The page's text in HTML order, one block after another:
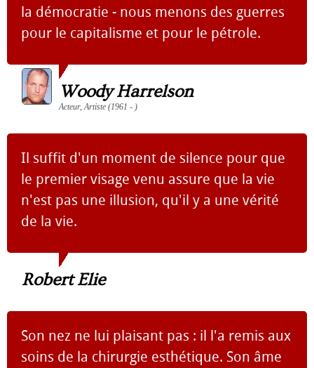
la démocratie - nous menons des guerres
pour le capitalisme et pour le pétrole.
Woody Harrelson
Acteur, Artiste (1961 - )
Il suffit d'un moment de silence pour que
le premier visage venu assure que la vie
n'est pas une illusion, qu'il y a une vérité
de la vie.
Robert Elie
Son nez ne lui plaisant pas : il l'a remis aux
soins de la chirurgie esthétique. Son âme